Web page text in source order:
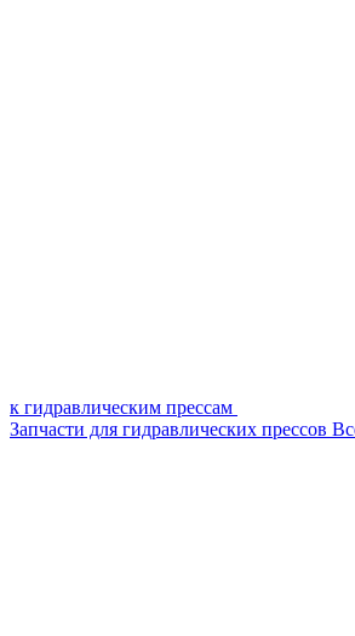
к гидравлическим прессам
Запчасти для гидравлических прессов